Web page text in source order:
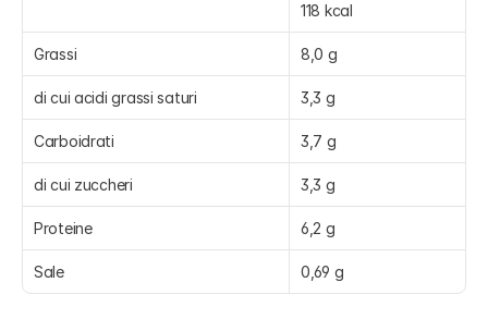
118 kcal
Grassi 8,0 g
di cui acidi grassi saturi 3,3 g
Carboidrati 3,7 g
di cui zuccheri 3,3 g
Proteine 6,2 g
Sale 0,69 g